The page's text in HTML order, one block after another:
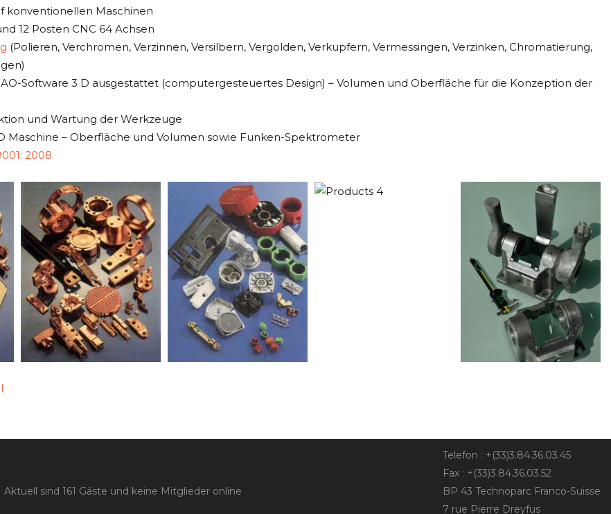
konventionellen Maschinen
12 Posten CNC 64 Achsen
(Polieren, Verchromen, Verzinnen, Versilbern, Vergolden, Verkupfern, Vermessingen, Verzinken, Chromatierung,
Software 3 D ausgestattet (computergesteuertes Design) – Volumen und Oberfläche für die Konzeption der
und Wartung der Werkzeuge
Maschine – Oberfläche und Volumen sowie Funken-Spektrometer
2008
Aktuell sind 161 Gäste und keine Mitglieder online
Telefon : +(33)3.84.36.03.45
Fax : +(33)3.84.36.03.52
BP 43 Technoparc Franco-Suisse
7 rue Pierre Dreyfus